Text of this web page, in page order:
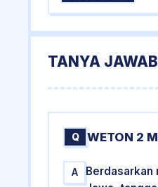
TANYA
Q WETON 2
A
Berdasarkan